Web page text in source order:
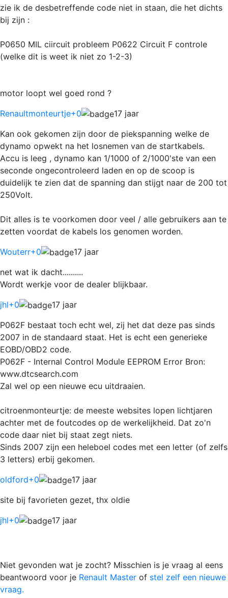
zie ik de desbetreffende code niet in staan, die het dichts
bij zijn :
P0650 MIL ciircuit probleem P0622 Circuit F controle
(welke dit is weet ik niet zo 1-2-3)
motor loopt wel goed rond ?
Renaultmonteurtje+0
17 jaar
Kan ook gekomen zijn door de piekspanning welke de
dynamo opwekt na het losnemen van de startkabels.
Accu is leeg , dynamo kan 1/1000 of 2/1000'ste van een
seconde ongecontroleerd laden en op de scoop is
duidelijk te zien dat de spanning dan stijgt naar de 200 tot
250Volt.
Dit alles is te voorkomen door veel / alle gebruikers aan te
zetten voordat de kabels los genomen worden.
Wouterr+0
17 jaar
net wat ik dacht..........
Wordt werkje voor de dealer blijkbaar.
jhl+0
17 jaar
P062F bestaat toch echt wel, zij het dat deze pas sinds
2007 in de standaard staat. Het is echt een generieke
EOBD/OBD2 code.
P062F - Internal Control Module EEPROM Error Bron:
www.dtcsearch.com
Zal wel op een nieuwe ecu uitdraaien.
citroenmonteurtje: de meeste websites lopen lichtjaren
achter met de foutcodes op de werkelijkheid. Dat zo'n
code daar niet bij staat zegt niets.
Sinds 2007 zijn een heleboel codes met een letter (of zelfs
3 letters) erbij gekomen.
oldford+0
17 jaar
site bij favorieten gezet, thx oldie
jhl+0 17 jaar
Niet gevonden wat je zocht? Misschien is je vraag al eens
beantwoord voor je Renault Master of stel zelf een nieuwe
vraag.